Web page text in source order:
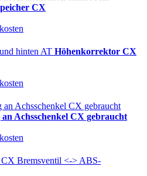
CX
Höhenkorrektor CX
Achsschenkel CX gebraucht